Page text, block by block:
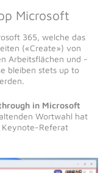
Microsoft
365, welche das
(«Create») von
Arbeitsflächen und -
bleiben stets up to
in Microsoft
Wortwahl hat
Keynote-Referat